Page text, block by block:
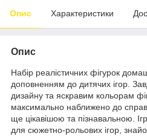
Опис Характеристики
Опис
Набір реалістичних фігурок
доповненням до дитячих ігор.
дизайну та яскравим кольорам
максимально наближено до
ще цікавішою та пізнавальною.
для сюжетно-рольових ігор,